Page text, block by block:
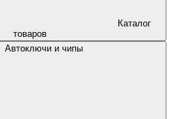
Каталог
товаров
Автоключи и чипы